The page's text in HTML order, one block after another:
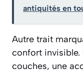
antiquités en
Autre trait
confort invisible.
couches, une